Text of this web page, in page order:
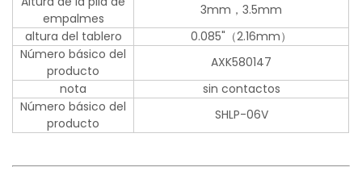
empalmes
3mm，3.5mm
altura del tablero
0.085"（2.16mm）
Número básico del
producto
AXK580147
nota
sin contactos
Número básico del
producto
SHLP-06V